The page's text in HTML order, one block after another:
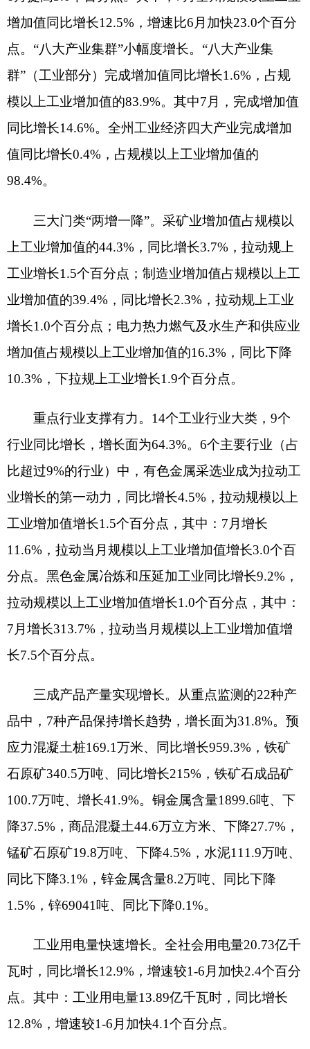
98.4%。
三大门类“两增一降”。采矿业增加值占规模以
上工业增加值的44.3%，同比增长3.7%，拉动规上
增长1.0个百分点；电力热力燃气及水生产和供应业
增加值占规模以上工业增加值的16.3%，同比下降
10.3%，下拉规上工业增长1.9个百分点。
重点行业支撑有力。
14个工业行业大类，9个
比超过9%的行业）中，有色金属采选业成为拉动工
业增长的第一动力，同比增长4.5%，拉动规模以上
工业增加值增长1.5个百分点，其中：7月增长
11.6%，拉动当月规模以上工业增加值增长3.0个百
分点。黑色金属冶炼和压延加工业同比增长9.2%，
7月增长313.7%，拉动当月规模以上工业增加值增
长7.5个百分点。
三成产品产量实现增长。从重点监测的22种产
品中，7种产品保持增长趋势，增长面为31.8%。预
100.7万吨、增长41.9%。铜金属含量1899.6吨、下
降37.5%，商品混凝土44.6万立方米、下降27.7%，
锰矿石原矿19.8万吨、下降4.5%，水泥111.9万吨、
同比下降3.1%，锌金属含量8.2万吨、同比下降
工业用电量快速增长。全社会用电量
点。其中：工业用电量13.89亿千瓦时，同比增长
12.8%，增速较1-6月加快4.1个百分点。
县市工业三增一降。三个县（市）规模以上工
业增加值实现增长，且增速均高于全州，其中：阿
合奇县、阿图什市、乌恰县规模以上工业增加值同
县规模以上工业增加值低于全州，同比下降9.0%，
下拉规模以上工业增加值增长2.4个百分点。
二、固定资产投资降幅收窄，位次有所提升
1-7月，全州完成固定资产投资总额同比下降
4.7%，降幅比1-6月收窄2.0个百分点，比上年同期
回落17.5个百分点。
第三产业拉动投资增长凸显。第一产业完成投